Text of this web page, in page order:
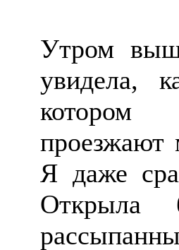
Утром
увидела,
котором
проезжают
Я даже
Открыла